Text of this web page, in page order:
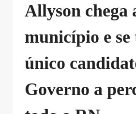
Allyson chega
município e
único
Governo a